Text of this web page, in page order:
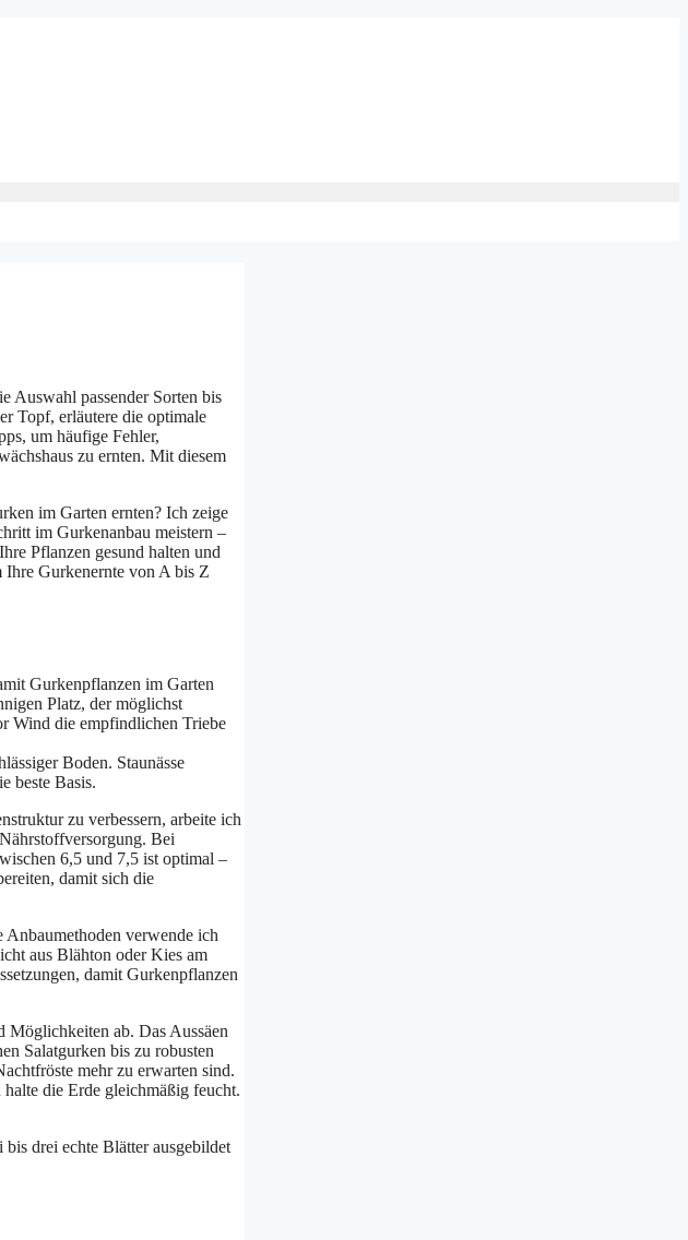
Auswahl passender Sorten bis
Topf, erläutere die optimale
um häufige Fehler,
zu ernten. Mit diesem
im Garten ernten? Ich zeige
im Gurkenanbau meistern –
Pflanzen gesund halten und
Ihre Gurkenernte von A bis Z
Gurkenpflanzen im Garten
Platz, der möglichst
Wind die empfindlichen Triebe
Boden. Staunässe
beste Basis.
zu verbessern, arbeite ich
Bei
6,5 und 7,5 ist optimal –
damit sich die
verwende ich
aus Blähton oder Kies am
damit Gurkenpflanzen
Möglichkeiten ab. Das Aussäen
Salatgurken bis zu robusten
mehr zu erwarten sind.
die Erde gleichmäßig feucht.
drei echte Blätter ausgebildet